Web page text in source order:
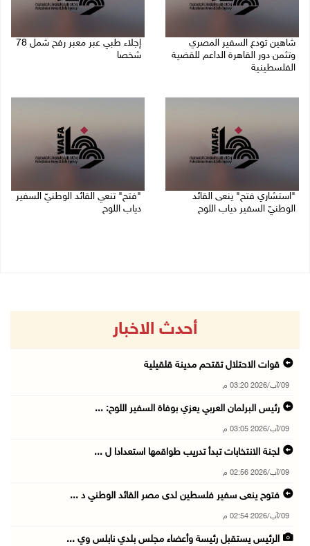
شاهين تودع السفير المصري
وتثمن دور القاهرة الداعم للقضية
الفلسطينية
إجلاء طبي عبر معبر رفح شمل 78
شخصا
"استشاري فتح" ينعى القائد
الوطنيّ السفير دياب اللوح
"فتح" تنعي القائد الوطنيّ السفير
دياب اللوح
أحدث الاخبار
قوات الاحتلال تقتحم مدينة قلقيلية
09/آب/2026 03:20 م
رئيس البرلمان العربي يعزي بوفاة السفير اللوح: ...
09/آب/2026 03:05 م
لجنة الانتخابات تبدأ تدريب طواقمها استعدادا ل ...
09/آب/2026 02:56 م
فتوح ينعى سفير فلسطين لدى مصر القائد الوطني د ...
09/آب/2026 02:54 م
الرئيس يستقبل رئيسة وأعضاء مجلس بلدي نابلس وي ...